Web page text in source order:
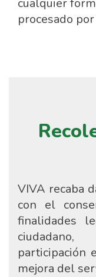
cualquier
procesado
VIVA recaba
con el
finalidades
participación
mejora del